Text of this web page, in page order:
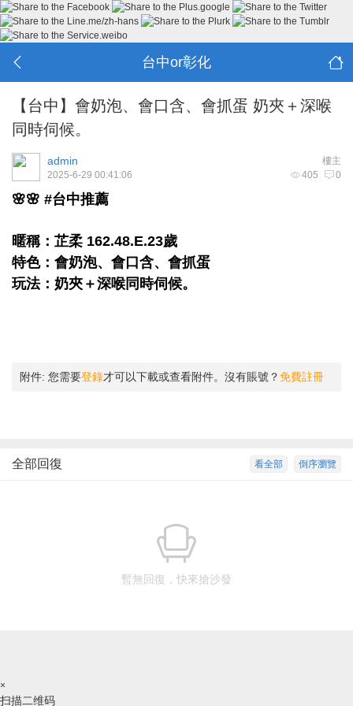
台中or彰化
【台中】會奶泡、會口含、會抓蛋 奶夾＋深喉
同時伺候。
樓主
admin
405 0
2025-6-29 00:41:06
🌸🌸 #台中推薦
暱稱：芷柔 162.48.E.23歲
特色：會奶泡、會口含、會抓蛋
玩法：奶夾＋深喉同時伺候。
附件: 您需要登錄才可以下載或查看附件。沒有賬號？免費註冊
倒序瀏覽
看全部
全部回復
暫無回復，快來搶沙發
×
扫描二维码